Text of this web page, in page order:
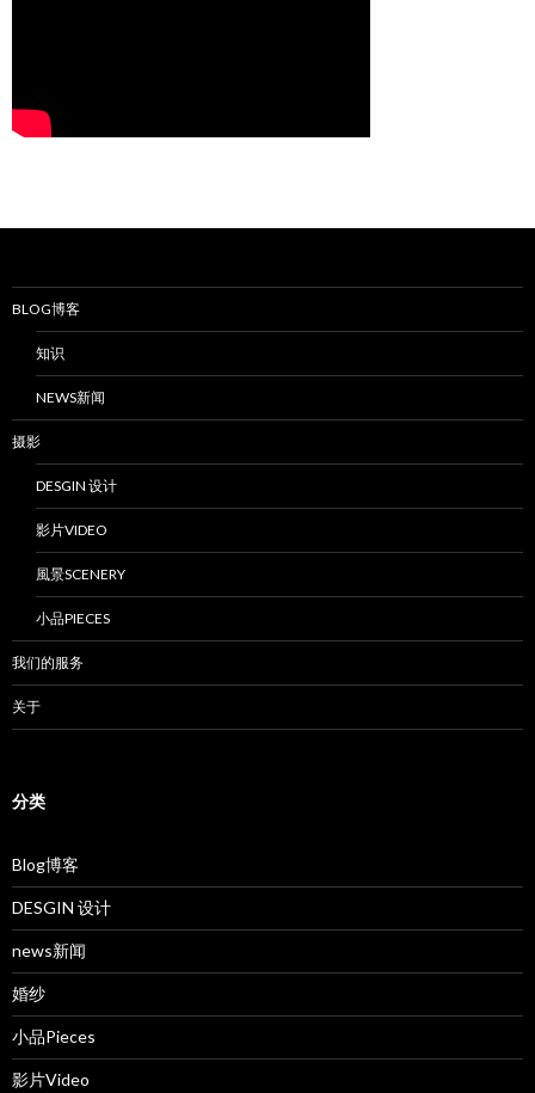
BLOG博客
知识
NEWS新闻
摄影
DESGIN 设计
影片VIDEO
風景SCENERY
小品PIECES
我们的服务
关于
分类
Blog博客
DESGIN 设计
news新闻
婚纱
小品Pieces
影片Video